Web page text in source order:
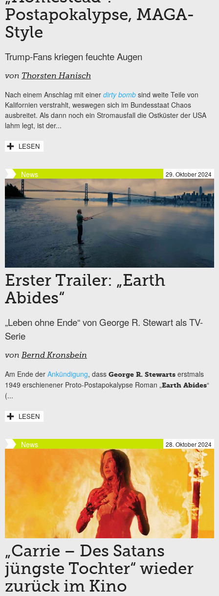
Postapokalypse, MAGA-
Style
Trump-Fans kriegen feuchte Augen
von Thorsten Hanisch
Nach einem Anschlag mit einer dirty bomb sind weite Teile von
Kalifornien verstrahlt, weswegen sich im Bundesstaat Chaos
ausbreitet. Als dann noch ein Stromausfall die Ostküster der USA
lahm legt, ist der...
LESEN
News 29. Oktober 2024
Erster Trailer: „Earth
Abides“
„Leben ohne Ende“ von George R. Stewart als TV-
Serie
von Bernd Kronsbein
Am Ende der Ankündigung, dass George R. Stewarts erstmals
1949 erschienener Proto-Postapokalypse Roman „Earth Abides“
(...
LESEN
News 28. Oktober 2024
„Carrie – Des Satans
jüngste Tochter“ wieder
zurück im Kino